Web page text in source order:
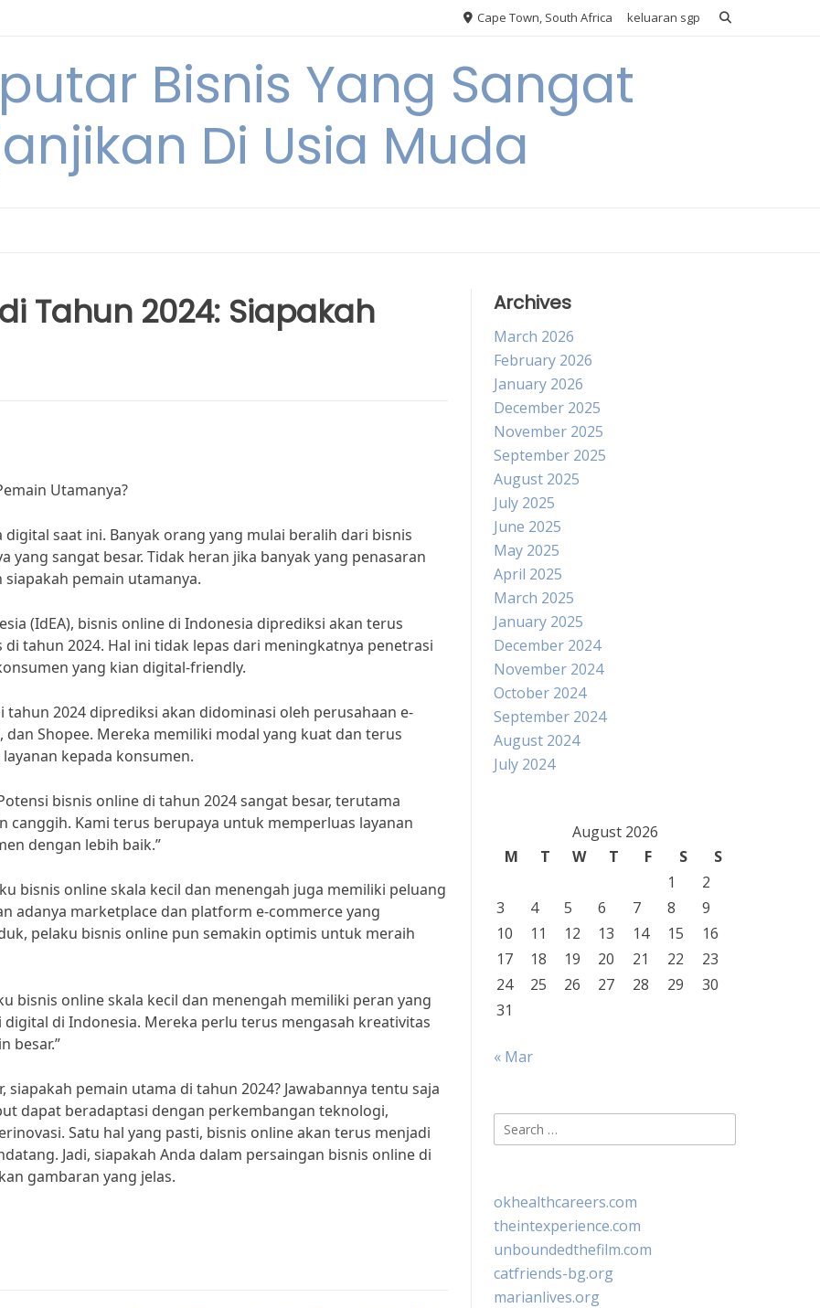
Cape Town, South Africa keluaran sgp
Bisnis Yang Sangat
Di Usia Muda
Tahun 2024: Siapakah
Utamanya?
saat ini. Banyak orang yang mulai beralih dari bisnis
sangat besar. Tidak heran jika banyak yang penasaran
pemain utamanya.
(IdEA), bisnis online di Indonesia diprediksi akan terus
tahun 2024. Hal ini tidak lepas dari meningkatnya penetrasi
yang kian digital-friendly.
2024 diprediksi akan didominasi oleh perusahaan e-
Shopee. Mereka memiliki modal yang kuat dan terus
kepada konsumen.
bisnis online di tahun 2024 sangat besar, terutama
Kami terus berupaya untuk memperluas layanan
dengan lebih baik.”
bisnis online skala kecil dan menengah juga memiliki peluang
adanya marketplace dan platform e-commerce yang
pelaku bisnis online pun semakin optimis untuk meraih
bisnis online skala kecil dan menengah memiliki peran yang
di Indonesia. Mereka perlu terus mengasah kreativitas
besar.”
pemain utama di tahun 2024? Jawabannya tentu saja
dapat beradaptasi dengan perkembangan teknologi,
Satu hal yang pasti, bisnis online akan terus menjadi
Jadi, siapakah Anda dalam persaingan bisnis online di
gambaran yang jelas.
Archives
March 2026
February 2026
January 2026
December 2025
November 2025
September 2025
August 2025
July 2025
June 2025
May 2025
April 2025
March 2025
January 2025
December 2024
November 2024
October 2024
September 2024
August 2024
July 2024
August 2026
M
T W T F S
S
1
2
3
4 5 6 7 8
9
10
11 12 13 14 15
16
17
18 19 20 21 22
23
24
25 26 27 28 29
30
31
« Mar
Search
for:
okhealthcareers.com
theintexperience.com
unboundedthefilm.com
catfriends-bg.org
marianlives.org